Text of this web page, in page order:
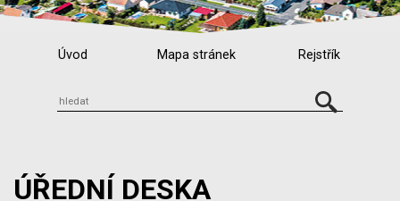
Úvod Mapa stránek Rejstřík
ÚŘEDNÍ DESKA